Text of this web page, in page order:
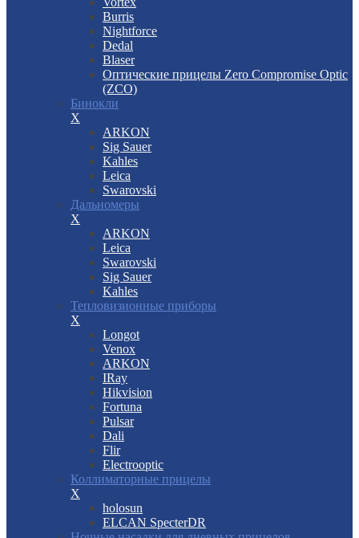
Burris
Nightforce
Dedal
Blaser
Оптические прицелы Zero Compromise Optic
(ZCO)
Бинокли
X
ARKON
Sig Sauer
Kahles
Leica
Swarovski
Дальномеры
X
ARKON
Leica
Swarovski
Sig Sauer
Kahles
Тепловизионные приборы
X
Longot
Venox
ARKON
IRay
Hikvision
Fortuna
Pulsar
Dali
Flir
Electrooptic
Коллиматорные прицелы
X
holosun
ELCAN SpecterDR